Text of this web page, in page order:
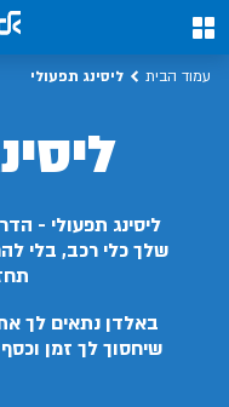
0
עמוד הבית ליסינג תפעולי
ליסינג תפעולי -
שלך כלי רכב, בלי
באלדן נתאים לך
שיחסוך לך זמן